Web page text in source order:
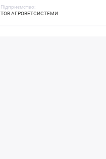
Підприємство:
ТОВ АГРОВЕТСИСТЕМИ